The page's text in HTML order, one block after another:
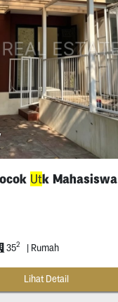
Utk Mahasiswa
352 | Rumah
Lihat Detail